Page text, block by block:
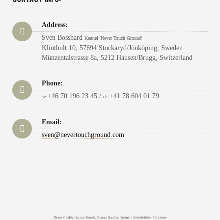
Address:
Sven Bosshard Kennel 'Never Touch Ground'
Klinthult 10, 57694 Stockaryd/Jönköping, Sweden
Münzentalstrasse 8a, 5212 Hausen/Brugg, Switzerland
Phone:
se +46 70 196 23 45 / ch +41 78 604 01 79
Email:
sven@nevertouchground.com
Photo Credits: Luana Tonoli, Renata Bucher, Yasmina Zuberbühler, 7/pictures